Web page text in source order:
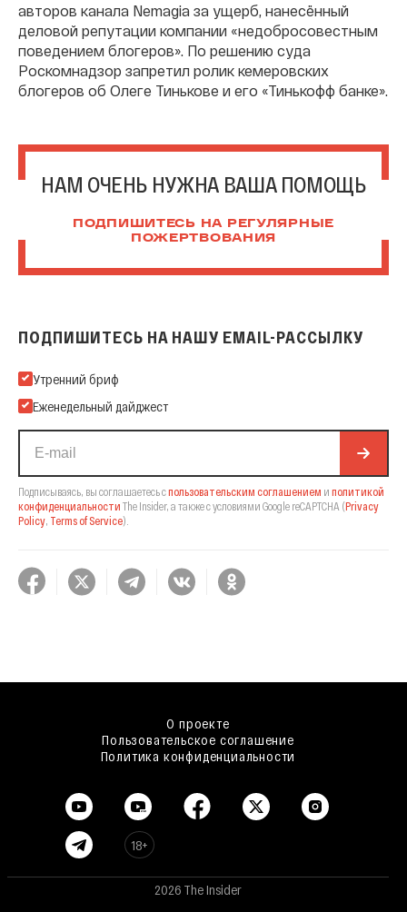
авторов канала Nemagia за ущерб, нанесённый
деловой репутации компании «недобросовестным
поведением блогеров». По решению суда
Роскомнадзор запретил ролик кемеровских
блогеров об Олеге Тинькове и его «Тинькофф банке».
НАМ ОЧЕНЬ НУЖНА ВАША ПОМОЩЬ
ПОДПИШИТЕСЬ НА РЕГУЛЯРНЫЕ
ПОЖЕРТВОВАНИЯ
ПОДПИШИТЕСЬ НА НАШУ EMAIL-РАССЫЛКУ
Подпишитесь на нашу Email-рассылку
Утренний бриф
Еженедельный дайджест
Подписываясь, вы соглашаетесь спользовательским соглашением и политикой
конфиденциальности The Insider, а также с условиями Google reCAPTCHA (Privacy
Policy Terms of Service).
О проекте
Пользовательское соглашение
Политика конфиденциальности
18+
2026 The Insider